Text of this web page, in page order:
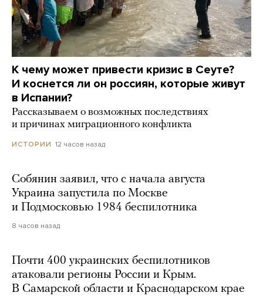
К чему может привести кризис в Сеуте?
И коснется ли он россиян, которые живут
в Испании?
Рассказываем о возможных последствиях
и причинах миграционного конфликта
ИСТОРИИ 12 часов назад
Собянин заявил, что с начала августа
Украина запустила по Москве
и Подмосковью 1984 беспилотника
8 часов назад
Почти 400 украинских беспилотников
атаковали регионы России и Крым.
В Самарской области и Краснодарском крае